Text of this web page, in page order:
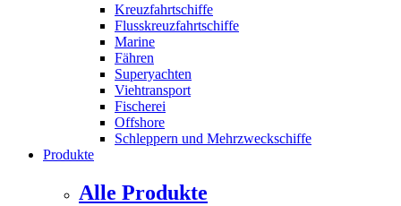
Kreuzfahrtschiffe
Flusskreuzfahrtschiffe
Marine
Fähren
Superyachten
Viehtransport
Fischerei
Offshore
Schleppern und Mehrzweckschiffe
Produkte
Alle Produkte